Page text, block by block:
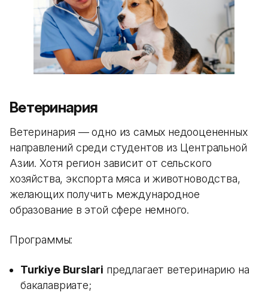
Ветеринария
Ветеринария — одно из самых недооцененных
направлений среди студентов из Центральной
Азии. Хотя регион зависит от сельского
хозяйства, экспорта мяса и животноводства,
желающих получить международное
образование в этой сфере немного.
Программы:
Turkiye Burslari предлагает ветеринарию на
бакалавриате;